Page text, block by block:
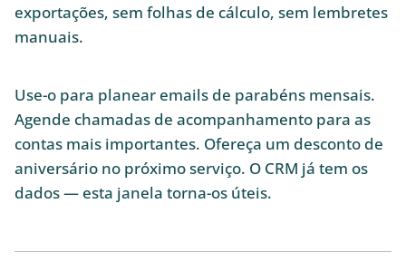
exportações, sem folhas de cálculo, sem lembretes
manuais.
Use-o para planear emails de parabéns mensais.
Agende chamadas de acompanhamento para as
contas mais importantes. Ofereça um desconto de
aniversário no próximo serviço. O CRM já tem os
dados — esta janela torna-os úteis.